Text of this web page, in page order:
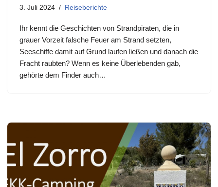
3. Juli 2024 Reiseberichte
Ihr kennt die Geschichten von Strandpiraten, die in
grauer Vorzeit falsche Feuer am Strand setzten,
Seeschiffe damit auf Grund laufen ließen und danach die
Fracht raubten? Wenn es keine Überlebenden gab,
gehörte dem Finder auch…